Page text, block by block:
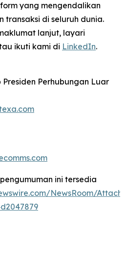
yang mengendalikan
transaksi di seluruh dunia.
lanjut, layari
ikuti kami di LinkedIn.
Perhubungan Luar
ini tersedia
NewsRoom/